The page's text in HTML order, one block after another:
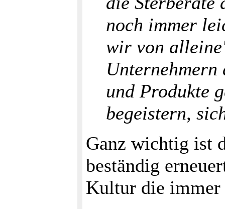
noch immer
wir von
und Produkte
begeistern,
Ganz wichtig ist
beständig
Kultur die immer